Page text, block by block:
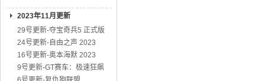
2023年11月更新
29号更新-夺宝奇兵5 正式版
24号更新-自由之声 2023
16号更新-奥本海默 2023
9号更新-GT赛车：极速狂飙